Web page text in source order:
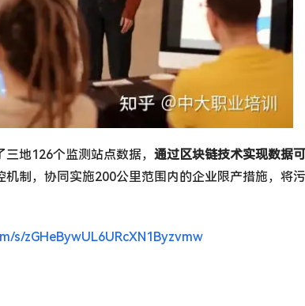
地126个监测站点数据， 通过区块链技术实现数据
制，协同实施200公里范围内的企业限产措施，将
s/zGHeBywUL6URcXN1Byzvmw